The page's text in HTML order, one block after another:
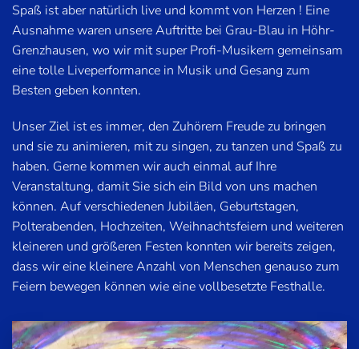
Spaß ist aber natürlich live und kommt von Herzen ! Eine
Ausnahme waren unsere Auftritte bei Grau-Blau in Höhr-
Grenzhausen, wo wir mit super Profi-Musikern gemeinsam
eine tolle Liveperformance in Musik und Gesang zum
Besten geben konnten.
Unser Ziel ist es immer, den Zuhörern Freude zu bringen
und sie zu animieren, mit zu singen, zu tanzen und Spaß zu
haben. Gerne kommen wir auch einmal auf Ihre
Veranstaltung, damit Sie sich ein Bild von uns machen
können. Auf verschiedenen Jubiläen, Geburtstagen,
Polterabenden, Hochzeiten, Weihnachtsfeiern und weiteren
kleineren und größeren Festen konnten wir bereits zeigen,
dass wir eine kleinere Anzahl von Menschen genauso zum
Feiern bewegen können wie eine vollbesetzte Festhalle.